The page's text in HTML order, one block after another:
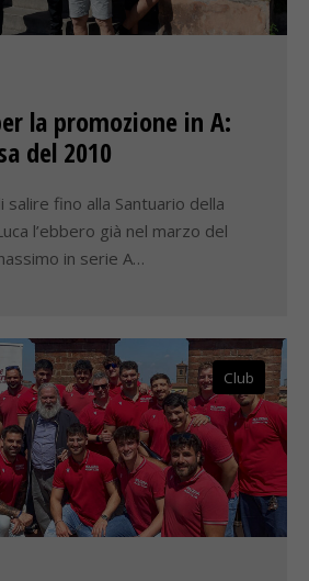
la promozione in A:
del 2010
salire fino alla Santuario della
l’ebbero già nel marzo del
in serie A…
Club